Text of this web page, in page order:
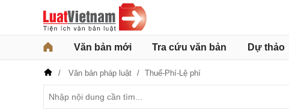
Văn bản mới Tra cứu văn bản Dự thảo
Văn bản pháp luật Thuế-Phí-Lệ phí